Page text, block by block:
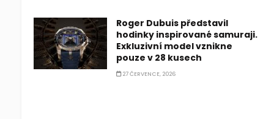
Roger Dubuis představil
hodinky inspirované samuraji.
Exkluzivní model vznikne
pouze v 28 kusech
27 ČERVENCE, 2026